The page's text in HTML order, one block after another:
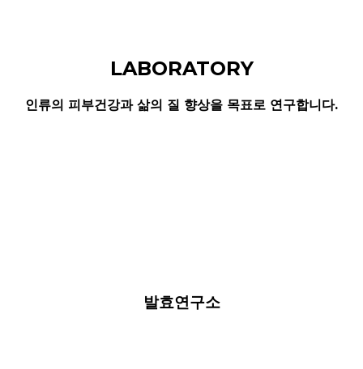
LABORATORY
인류의 피부건강과 삶의 질 향상을 목표로 연구합니다.
발효연구소